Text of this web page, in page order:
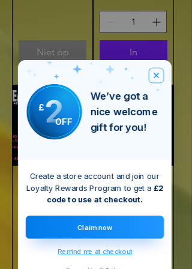
Niet op
voorraad
In
winkelwagen
Looking For
Love (I'm No
£ 17,00
Looking For
Love (I'm No
Prijs
£2OFF
We’ve got a
nice welcome
gift for you!
Create a store account and join our
Loyalty Rewards Program to get a £2
code to use at checkout.
Claim now
Remind me at checkout